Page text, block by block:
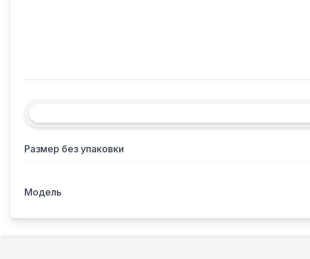
Размер без упаковки
Модель